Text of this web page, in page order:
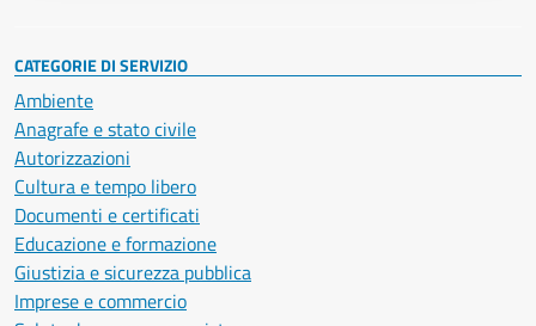
CATEGORIE DI SERVIZIO
Ambiente
Anagrafe e stato civile
Autorizzazioni
Cultura e tempo libero
Documenti e certificati
Educazione e formazione
Giustizia e sicurezza pubblica
Imprese e commercio